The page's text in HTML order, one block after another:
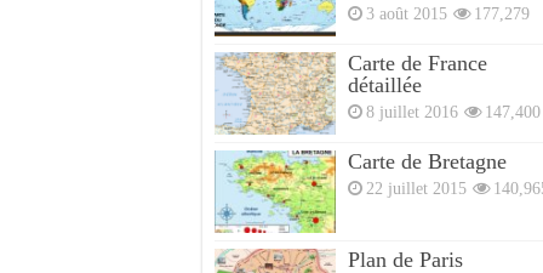
3 août 2015 177,279
Carte de France
détaillée
8 juillet 2016 147,400
Carte de Bretagne
22 juillet 2015
Plan de Paris